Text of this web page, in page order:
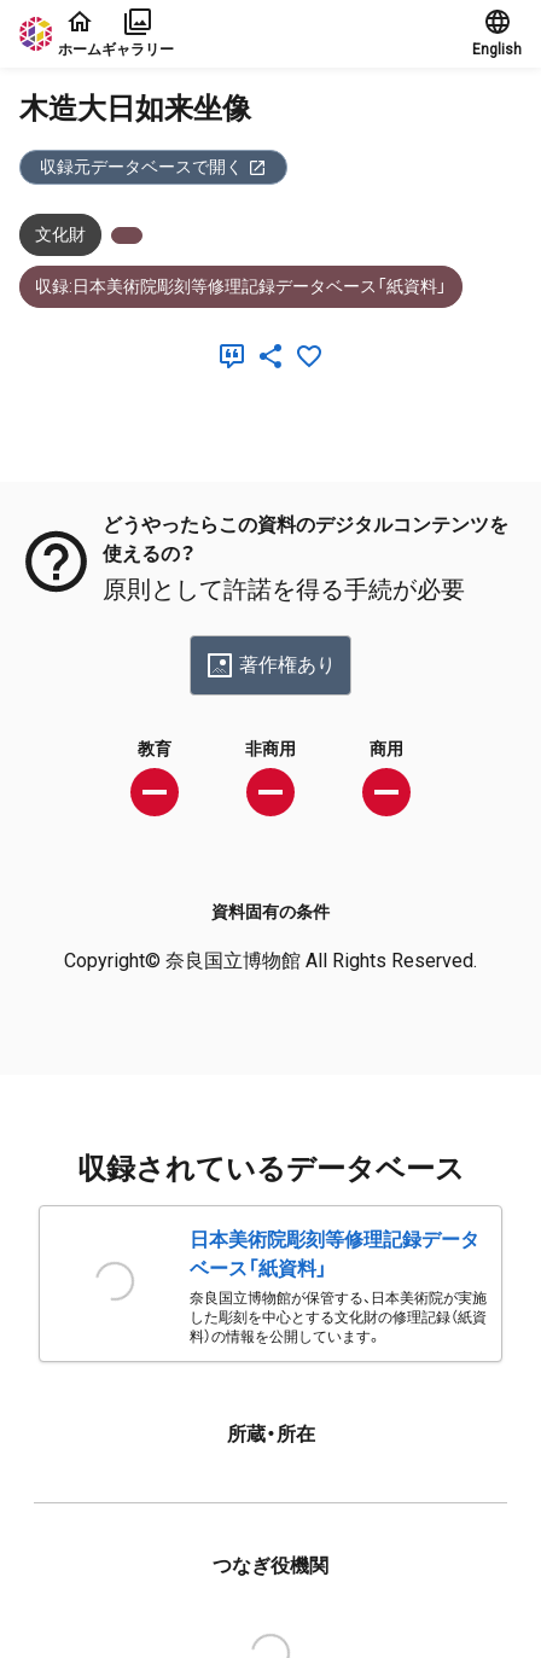
本文に飛ぶ
ホームギャラリー English
木造大日如来坐像
収録元データベースで開く
文化財
収録:日本美術院彫刻等修理記録データベース「紙資料」
どうやったらこの資料のデジタルコンテンツを
使えるの？
原則として許諾を得る手続が必要
著作権あり
教育 非商用 商用
資料固有の条件
Copyright© 奈良国立博物館 All Rights Reserved.
収録されているデータベース
日本美術院彫刻等修理記録データ
ベース「紙資料」
奈良国立博物館が保管する、日本美術院が実施
した彫刻を中心とする文化財の修理記録（紙資
料）の情報を公開しています。
所蔵・所在
つなぎ役機関